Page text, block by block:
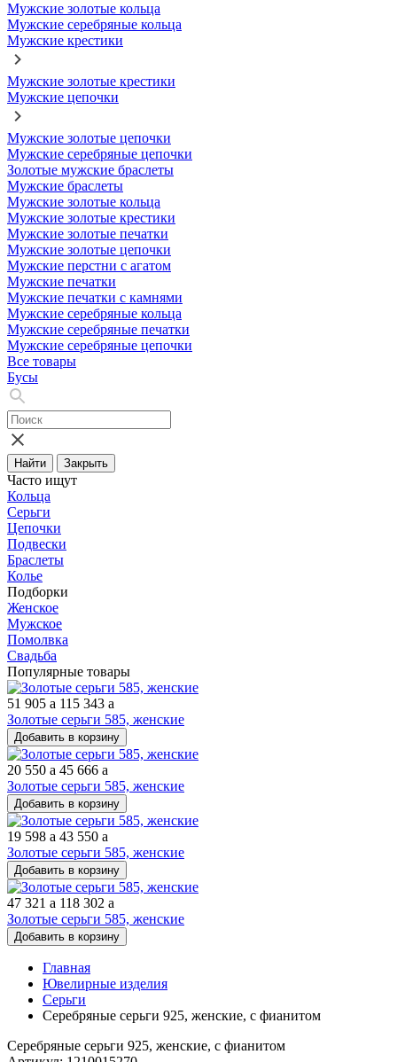
Мужские золотые кольца
Мужские серебряные кольца
Мужские крестики
Мужские золотые крестики
Мужские цепочки
Мужские золотые цепочки
Мужские серебряные цепочки
Золотые мужские браслеты
Мужские браслеты
Мужские золотые кольца
Мужские золотые крестики
Мужские золотые печатки
Мужские золотые цепочки
Мужские перстни с агатом
Мужские печатки
Мужские печатки с камнями
Мужские серебряные кольца
Мужские серебряные печатки
Мужские серебряные цепочки
Все товары
Бусы
Найти Закрыть
Часто ищут
Кольца
Серьги
Цепочки
Подвески
Браслеты
Колье
Подборки
Женское
Мужское
Помолвка
Свадьба
Популярные товары
51 905 a 115 343 a
Золотые серьги 585, женские
Добавить в корзину
20 550 a 45 666 a
Золотые серьги 585, женские
Добавить в корзину
19 598 a 43 550 a
Золотые серьги 585, женские
Добавить в корзину
47 321 a 118 302 a
Золотые серьги 585, женские
Добавить в корзину
Главная
Ювелирные изделия
Серьги
Серебряные серьги 925, женские, с фианитом
Серебряные серьги 925, женские, с фианитом